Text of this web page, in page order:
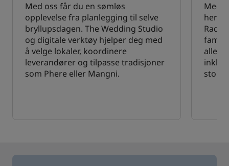
Med oss får du en sømløs
opplevelse fra planlegging til selve
bryllupsdagen. The Wedding Studio
og digitale verktøy hjelper deg med
å velge lokaler, koordinere
leverandører og tilpasse tradisjoner
som Phere eller Mangni.
Med
alle